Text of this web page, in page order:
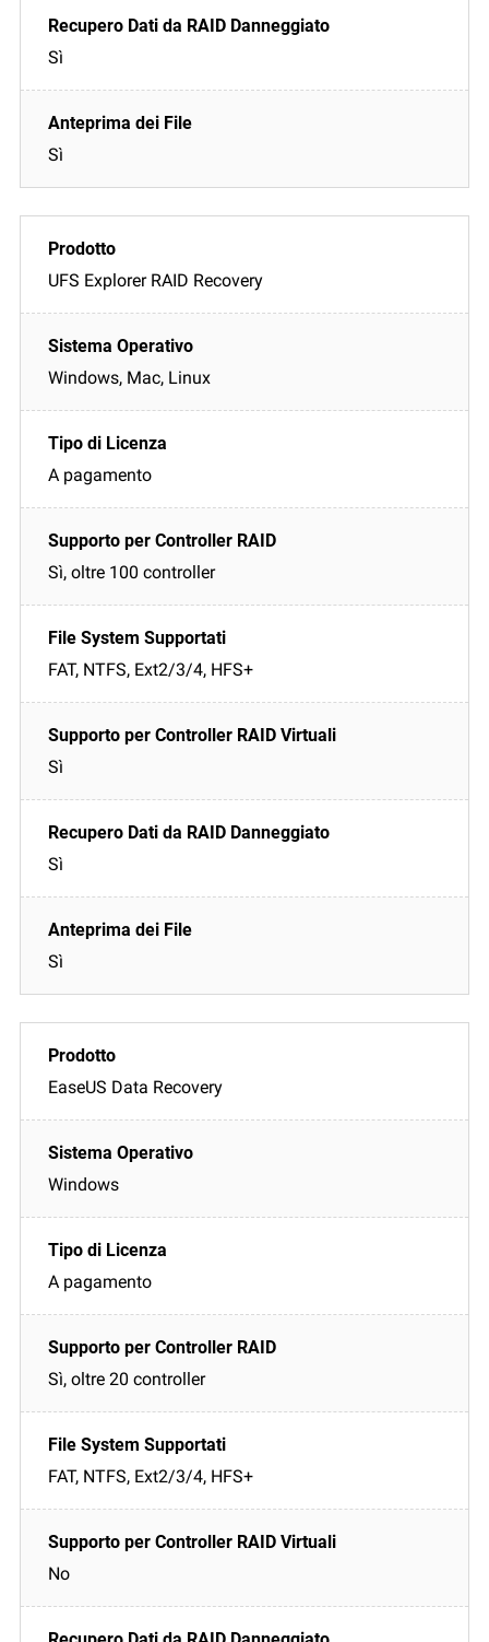
Sì
Sì
UFS Explorer RAID Recovery
Windows, Mac, Linux
A pagamento
Sì, oltre 100 controller
FAT, NTFS, Ext2/3/4, HFS+
Sì
Sì
Sì
EaseUS Data Recovery
Windows
A pagamento
Sì, oltre 20 controller
FAT, NTFS, Ext2/3/4, HFS+
No